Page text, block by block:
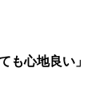
も心地良い」